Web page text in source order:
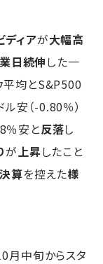
ディアが大幅高
日続伸した一
平均とS&P500
安（-0.80％）
％安と反落し
が 上昇したこと
算を控えた様
月中旬からスタ